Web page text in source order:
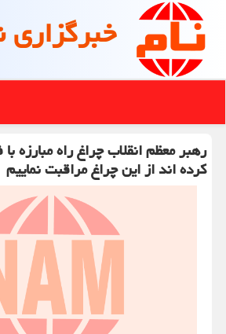
خبرگزاری
رهبر معظم انقلاب چراغ راه مبارزه
كرده اند از این چراغ مراقبت نماییم